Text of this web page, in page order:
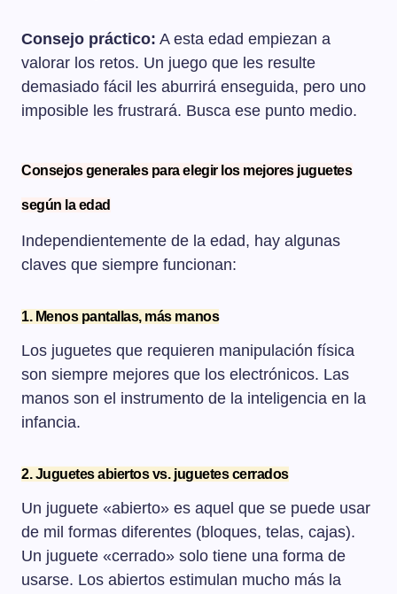
Consejo práctico: A esta edad empiezan a
valorar los retos. Un juego que les resulte
demasiado fácil les aburrirá enseguida, pero uno
imposible les frustrará. Busca ese punto medio.
Consejos generales para elegir los mejores juguetes
según la edad
Independientemente de la edad, hay algunas
claves que siempre funcionan:
1. Menos pantallas, más manos
Los juguetes que requieren manipulación física
son siempre mejores que los electrónicos. Las
manos son el instrumento de la inteligencia en la
infancia.
2. Juguetes abiertos vs. juguetes cerrados
Un juguete «abierto» es aquel que se puede usar
de mil formas diferentes (bloques, telas, cajas).
Un juguete «cerrado» solo tiene una forma de
usarse. Los abiertos estimulan mucho más la